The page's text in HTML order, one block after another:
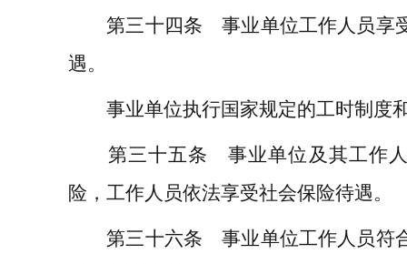
第三十四条 事业单位工作人员享
遇。
事业单位执行国家规定的工时制度
第三十五条 事业单位及其工作人
险，工作人员依法享受社会保险待遇。
第三十六条 事业单位工作人员符